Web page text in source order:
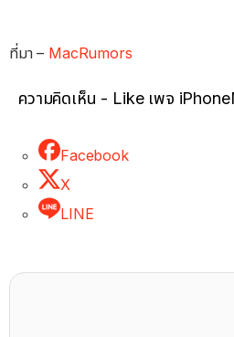
ที่มา – MacRumors
ความคิดเห็น - Like เพจ
Facebook
X
LINE